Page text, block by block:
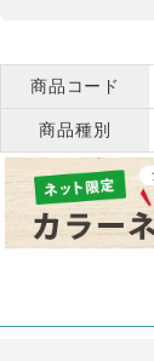
商品コード
商品種別